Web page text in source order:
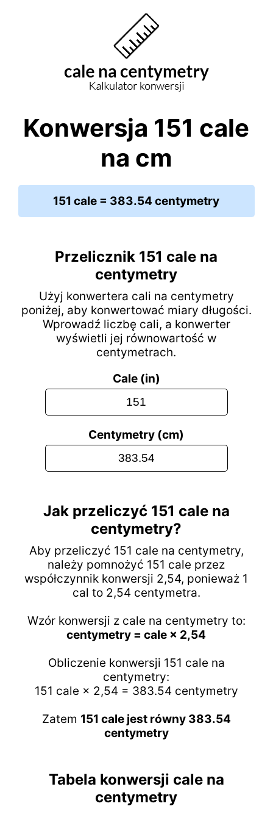
Konwersja 151 cale
na cm
151 cale = 383.54 centymetry
Przelicznik 151 cale na
centymetry
Użyj konwertera cali na centymetry
poniżej, aby konwertować miary długości.
Wprowadź liczbę cali, a konwerter
wyświetli jej równowartość w
centymetrach.
Cale (in)
Centymetry (cm)
Jak przeliczyć 151 cale na
centymetry?
Aby przeliczyć 151 cale na centymetry,
należy pomnożyć 151 cale przez
współczynnik konwersji 2,54, ponieważ 1
cal to 2,54 centymetra.
Wzór konwersji z cale na centymetry to:
centymetry = cale × 2,54
Obliczenie konwersji 151 cale na
centymetry:
151 cale × 2,54 = 383.54 centymetry
Zatem 151 cale jest równy 383.54
centymetry
Tabela konwersji cale na
centymetry